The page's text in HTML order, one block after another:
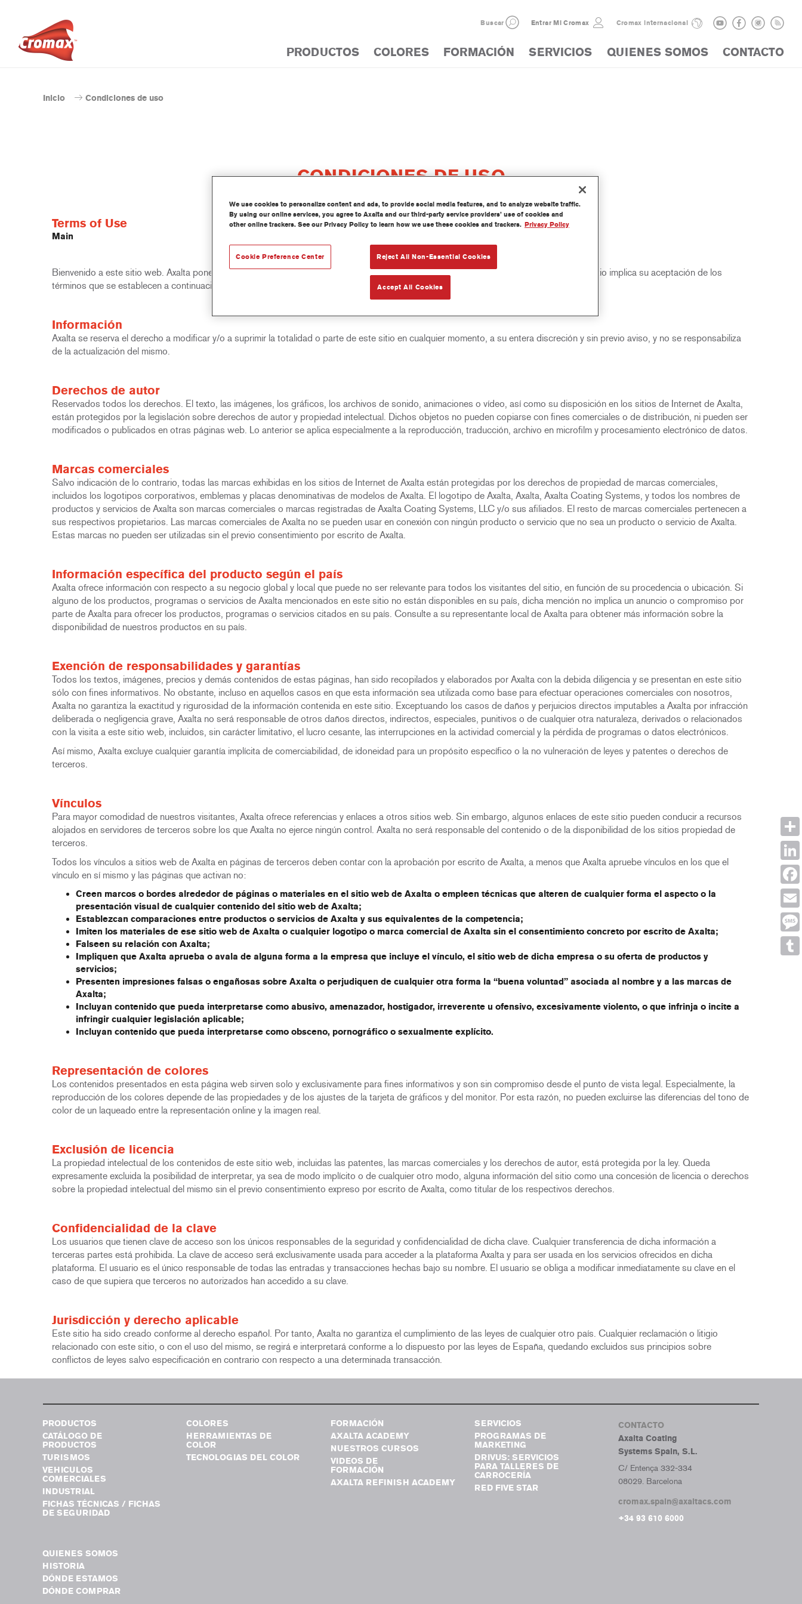
Buscar Entrar Mi Cromax Cromax internacional
PRODUCTOS COLORES FORMACIÓN SERVICIOS QUIENES SOMOS CONTACTO
Inicio Condiciones de uso
CONDICIONES DE USO
Terms of Use
Main
Bienvenido a este sitio web. Axalta pone a su disposición este sitio con arreglo a los siguientes términos y condiciones. El uso de este sitio implica su aceptación de los
términos que se establecen a continuación. Si tiene alguna duda sobre dichos términos, póngase en contacto con Axalta.
Información
Axalta se reserva el derecho a modificar y/o a suprimir la totalidad o parte de este sitio en cualquier momento, a su entera discreción y sin previo aviso, y no se responsabiliza
de la actualización del mismo.
Derechos de autor
Reservados todos los derechos. El texto, las imágenes, los gráficos, los archivos de sonido, animaciones o vídeo, así como su disposición en los sitios de Internet de Axalta,
están protegidos por la legislación sobre derechos de autor y propiedad intelectual. Dichos objetos no pueden copiarse con fines comerciales o de distribución, ni pueden ser
modificados o publicados en otras páginas web. Lo anterior se aplica especialmente a la reproducción, traducción, archivo en microfilm y procesamiento electrónico de datos.
Marcas comerciales
Salvo indicación de lo contrario, todas las marcas exhibidas en los sitios de Internet de Axalta están protegidas por los derechos de propiedad de marcas comerciales,
incluidos los logotipos corporativos, emblemas y placas denominativas de modelos de Axalta. El logotipo de Axalta, Axalta, Axalta Coating Systems, y todos los nombres de
productos y servicios de Axalta son marcas comerciales o marcas registradas de Axalta Coating Systems, LLC y/o sus afiliados. El resto de marcas comerciales pertenecen a
sus respectivos propietarios. Las marcas comerciales de Axalta no se pueden usar en conexión con ningún producto o servicio que no sea un producto o servicio de Axalta.
Estas marcas no pueden ser utilizadas sin el previo consentimiento por escrito de Axalta.
Información específica del producto según el país
Axalta ofrece información con respecto a su negocio global y local que puede no ser relevante para todos los visitantes del sitio, en función de su procedencia o ubicación. Si
alguno de los productos, programas o servicios de Axalta mencionados en este sitio no están disponibles en su país, dicha mención no implica un anuncio o compromiso por
parte de Axalta para ofrecer los productos, programas o servicios citados en su país. Consulte a su representante local de Axalta para obtener más información sobre la
disponibilidad de nuestros productos en su país.
Exención de responsabilidades y garantías
Todos los textos, imágenes, precios y demás contenidos de estas páginas, han sido recopilados y elaborados por Axalta con la debida diligencia y se presentan en este sitio
sólo con fines informativos. No obstante, incluso en aquellos casos en que esta información sea utilizada como base para efectuar operaciones comerciales con nosotros,
Axalta no garantiza la exactitud y rigurosidad de la información contenida en este sitio. Exceptuando los casos de daños y perjuicios directos imputables a Axalta por infracción
deliberada o negligencia grave, Axalta no será responsable de otros daños directos, indirectos, especiales, punitivos o de cualquier otra naturaleza, derivados o relacionados
con la visita a este sitio web, incluidos, sin carácter limitativo, el lucro cesante, las interrupciones en la actividad comercial y la pérdida de programas o datos electrónicos.
Así mismo, Axalta excluye cualquier garantía implícita de comerciabilidad, de idoneidad para un propósito específico o la no vulneración de leyes y patentes o derechos de
terceros.
Vínculos
Para mayor comodidad de nuestros visitantes, Axalta ofrece referencias y enlaces a otros sitios web. Sin embargo, algunos enlaces de este sitio pueden conducir a recursos
alojados en servidores de terceros sobre los que Axalta no ejerce ningún control. Axalta no será responsable del contenido o de la disponibilidad de los sitios propiedad de
terceros.
Todos los vínculos a sitios web de Axalta en páginas de terceros deben contar con la aprobación por escrito de Axalta, a menos que Axalta apruebe vínculos en los que el
vínculo en sí mismo y las páginas que activan no:
Creen marcos o bordes alrededor de páginas o materiales en el sitio web de Axalta o empleen técnicas que alteren de cualquier forma el aspecto o la
presentación visual de cualquier contenido del sitio web de Axalta;
Establezcan comparaciones entre productos o servicios de Axalta y sus equivalentes de la competencia;
Imiten los materiales de ese sitio web de Axalta o cualquier logotipo o marca comercial de Axalta sin el consentimiento concreto por escrito de Axalta;
Falseen su relación con Axalta;
Impliquen que Axalta aprueba o avala de alguna forma a la empresa que incluye el vínculo, el sitio web de dicha empresa o su oferta de productos y
servicios;
Presenten impresiones falsas o engañosas sobre Axalta o perjudiquen de cualquier otra forma la “buena voluntad” asociada al nombre y a las marcas de
Axalta;
Incluyan contenido que pueda interpretarse como abusivo, amenazador, hostigador, irreverente u ofensivo, excesivamente violento, o que infrinja o incite a
infringir cualquier legislación aplicable;
Incluyan contenido que pueda interpretarse como obsceno, pornográfico o sexualmente explícito.
Representación de colores
Los contenidos presentados en esta página web sirven solo y exclusivamente para fines informativos y son sin compromiso desde el punto de vista legal. Especialmente, la
reproducción de los colores depende de las propiedades y de los ajustes de la tarjeta de gráficos y del monitor. Por esta razón, no pueden excluirse las diferencias del tono de
color de un laqueado entre la representación online y la imagen real.
Exclusión de licencia
La propiedad intelectual de los contenidos de este sitio web, incluidas las patentes, las marcas comerciales y los derechos de autor, está protegida por la ley. Queda
expresamente excluida la posibilidad de interpretar, ya sea de modo implícito o de cualquier otro modo, alguna información del sitio como una concesión de licencia o derechos
sobre la propiedad intelectual del mismo sin el previo consentimiento expreso por escrito de Axalta, como titular de los respectivos derechos.
Confidencialidad de la clave
Los usuarios que tienen clave de acceso son los únicos responsables de la seguridad y confidencialidad de dicha clave. Cualquier transferencia de dicha información a
terceras partes está prohibida. La clave de acceso será exclusivamente usada para acceder a la plataforma Axalta y para ser usada en los servicios ofrecidos en dicha
plataforma. El usuario es el único responsable de todas las entradas y transacciones hechas bajo su nombre. El usuario se obliga a modificar inmediatamente su clave en el
caso de que supiera que terceros no autorizados han accedido a su clave.
Jurisdicción y derecho aplicable
Este sitio ha sido creado conforme al derecho español. Por tanto, Axalta no garantiza el cumplimiento de las leyes de cualquier otro país. Cualquier reclamación o litigio
relacionado con este sitio, o con el uso del mismo, se regirá e interpretará conforme a lo dispuesto por las leyes de España, quedando excluidos sus principios sobre
conflictos de leyes salvo especificación en contrario con respecto a una determinada transacción.
PRODUCTOS
CATÁLOGO DE
PRODUCTOS
TURISMOS
VEHICULOS
COMERCIALES
INDUSTRIAL
FICHAS TÉCNICAS / FICHAS
DE SEGURIDAD
COLORES
HERRAMIENTAS DE
COLOR
TECNOLOGIAS DEL COLOR
FORMACIÓN
AXALTA ACADEMY
NUESTROS CURSOS
VIDEOS DE
FORMACIÓN
AXALTA REFINISH ACADEMY
SERVICIOS
PROGRAMAS DE
MARKETING
DRIVUS: SERVICIOS
PARA TALLERES DE
CARROCERÍA
RED FIVE STAR
QUIENES SOMOS
HISTORIA
DÓNDE ESTAMOS
DÓNDE COMPRAR
CONTACTO
Axalta Coating
Systems Spain, S.L.
C/ Entença 332-334
08029. Barcelona
cromax.spain@axaltacs.com
+34 93 610 6000
We use cookies to personalize content and ads, to provide social media features, and to analyze website traffic.
By using our online services, you agree to Axalta and our third-party service providers’ use of cookies and
other online trackers. See our Privacy Policy to learn how we use these cookies and trackers. Privacy Policy
Reject All Non-Essential Cookies
Accept All Cookies
Cookie Preference Center